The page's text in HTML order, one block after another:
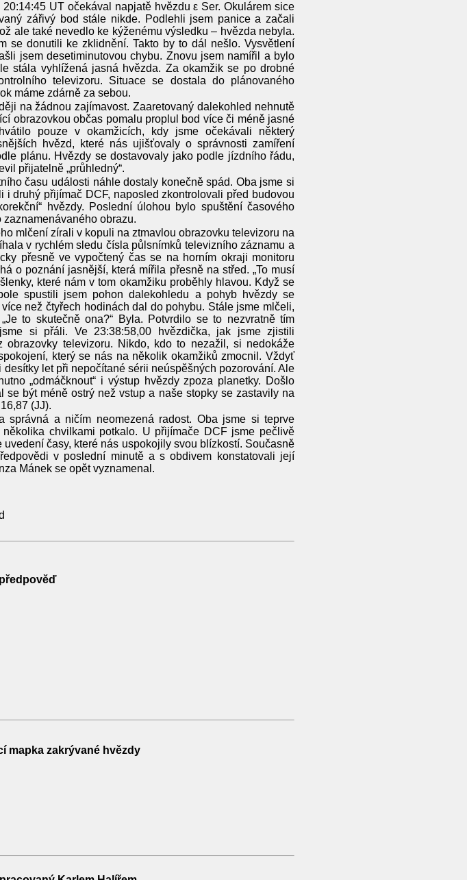
UT očekával napjatě hvězdu ε Ser. Okulárem sice
zářivý bod stále nikde. Podlehli jsem panice a začali
ale také nevedlo ke kýženému výsledku – hvězda nebyla.
se donutili ke zklidnění. Takto by to dál nešlo. Vysvětlení
jsem desetiminutovou chybu. Znovu jsem namířil a bylo
stála vyhlížená jasná hvězda. Za okamžik se po drobné
televizoru. Situace se dostala do plánovaného
máme zdárně za sebou.
na žádnou zajímavost. Zaaretovaný dalekohled nehnutě
obrazovkou občas pomalu proplul bod více či méně jasné
pouze v okamžicích, kdy jsme očekávali některý
hvězd, které nás ujišťovaly o správnosti zamíření
plánu. Hvězdy se dostavovaly jako podle jízdního řádu,
přijatelně „průhledný“.
času události náhle dostaly konečně spád. Oba jsme si
i druhý přijímač DCF, naposled zkontrolovali před budovou
hvězdy. Poslední úlohou bylo spuštění časového
obrazu.
mlčení zírali v kopuli na ztmavlou obrazovku televizoru na
v rychlém sledu čísla půlsnímků televizního záznamu a
přesně ve vypočtený čas se na horním okraji monitoru
o poznání jasnější, která mířila přesně na střed. „To musí
které nám v tom okamžiku proběhly hlavou. Když se
spustili jsem pohon dalekohledu a pohyb hvězdy se
než čtyřech hodinách dal do pohybu. Stále jsme mlčeli,
to skutečně ona?“ Byla. Potvrdilo se to nezvratně tím
si přáli. Ve 23:38:58,00 hvězdička, jak jsme zjistili
televizoru. Nikdo, kdo to nezažil, si nedokáže
který se nás na několik okamžiků zmocnil. Vždyť
let při nepočítané sérii neúspěšných pozorování. Ale
„odmáčknout“ i výstup hvězdy zpoza planetky. Došlo
se být méně ostrý než vstup a naše stopky se zastavily na
(JJ).
správná a ničím neomezená radost. Oba jsme si teprve
chvilkami potkalo. U přijímače DCF jsme pečlivě
časy, které nás uspokojily svou blízkostí. Současně
v poslední minutě a s obdivem konstatovali její
Mánek se opět vyznamenal.
mapka zakrývané hvězdy